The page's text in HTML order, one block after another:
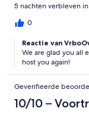
5 nachten verbleven
0
Reactie van
We are glad you all
host you again!
Geverifieerde
10/10 –